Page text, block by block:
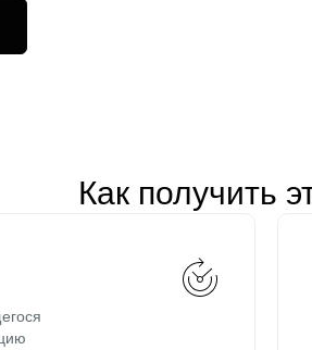
Как получить